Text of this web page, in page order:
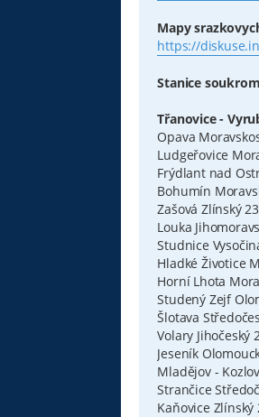
Mapy
https://
Stanice
Třanovice -
Opava
Ludgeřovice
Frýdlant nad
Bohumín
Zašová Zlínský
Louka
Studnice
Hladké Životice
Horní Lhota
Studený Zejf
Šlotava
Volary Jihočeský
Jeseník
Mladějov -
Strančice
Kaňovice Zlínský